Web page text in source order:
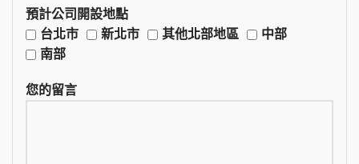
預計公司開設地點
台北市
新北市 其他北部地區
中部
南部
您的留言